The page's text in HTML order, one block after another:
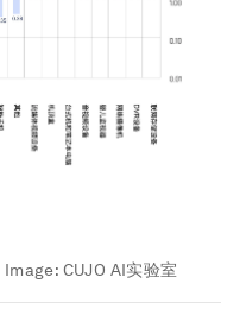
Image: CUJO AI实验室